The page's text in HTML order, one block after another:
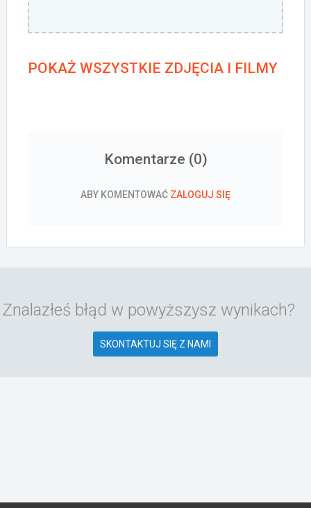
POKAŻ WSZYSTKIE ZDJĘCIA I FILMY
Komentarze (0)
ABY KOMENTOWAĆ ZALOGUJ SIĘ
Znalazłeś błąd w powyższysz wynikach?
SKONTAKTUJ SIĘ Z NAMI